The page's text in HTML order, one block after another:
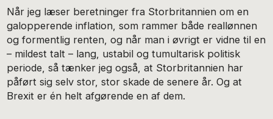
Når jeg læser beretninger fra Storbritannien om en
galopperende inflation, som rammer både reallønnen
og formentlig renten, og når man i øvrigt er vidne til en
– mildest talt – lang, ustabil og tumultarisk politisk
periode, så tænker jeg også, at Storbritannien har
påført sig selv stor, stor skade de senere år. Og at
Brexit er én helt afgørende en af dem.